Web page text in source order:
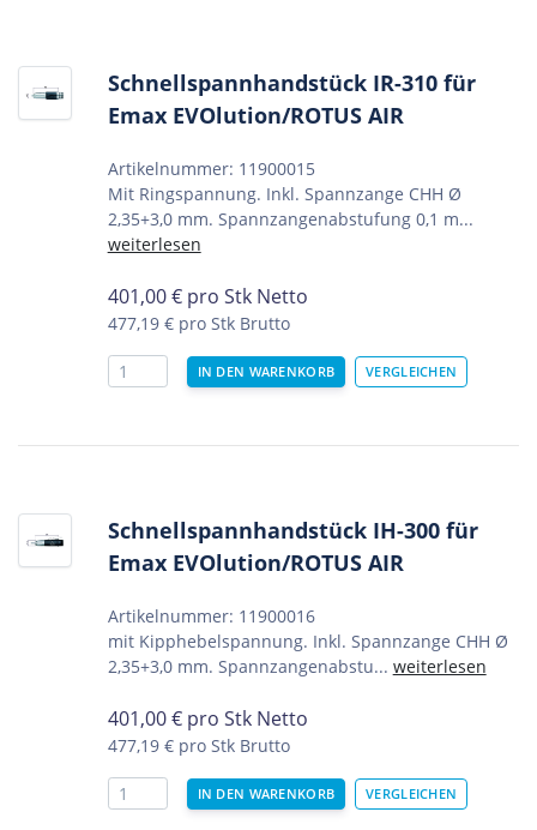
Schnellspannhandstück IR-310 für
Emax EVOlution/ROTUS AIR
Artikelnummer: 11900015
Mit Ringspannung. Inkl. Spannzange CHH Ø
2,35+3,0 mm. Spannzangenabstufung 0,1 m...
weiterlesen
401,00€ pro Stk Netto
477,19 € pro Stk Brutto
Schnellspannhandstück IH-300 für
Emax EVOlution/ROTUS AIR
Artikelnummer: 11900016
mit Kipphebelspannung. Inkl. Spannzange CHH Ø
2,35+3,0 mm. Spannzangenabstu... weiterlesen
401,00€ pro Stk Netto
477,19 € pro Stk Brutto